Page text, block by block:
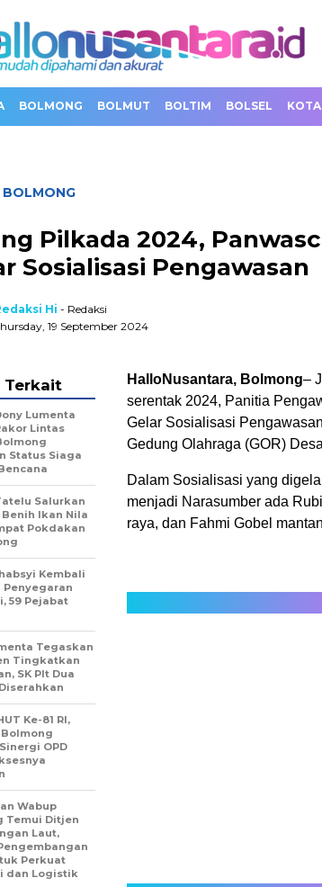
BOLMONG BOLMUT BOLTIM BOLSEL
BOLMONG
Pilkada 2024,
Sosialisasi Pengawasan
Hi - Redaksi
19 September 2024
HalloNusantara, Bolmong–
serentak 2024, Panitia
Gelar Sosialisasi
Gedung Olahraga (GOR)
Dalam Sosialisasi yang
menjadi Narasumber ada
raya, dan Fahmi Gobel
Terkait
Lumenta
Lintas
Status Siaga
Salurkan
Benih Ikan Nila
Pokdakan
Kembali
Penyegaran
59 Pejabat
Tegaskan
Tingkatkan
SK Plt Dua
Ke-81 RI,
OPD
Wabup
Temui Ditjen
Laut,
Perkuat
dan Logistik